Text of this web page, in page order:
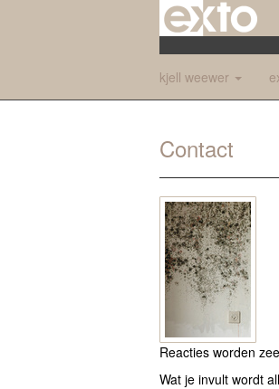
kjell weewer
Contact
Reacties worden
Wat je invult wordt